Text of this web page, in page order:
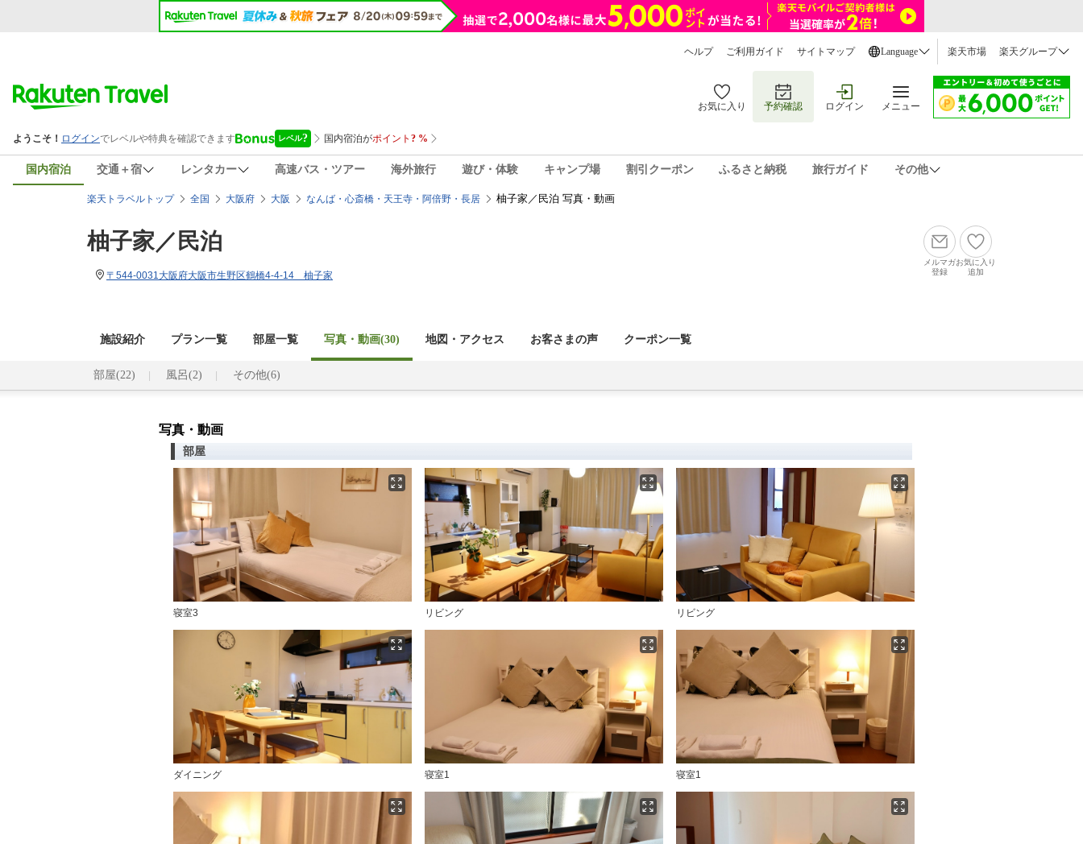
ヘルプ ご利用ガイド サイトマップ Language 楽天市場 楽天グループ
お気に入り 予約確認 ログイン メニュー
国内宿泊 交通＋宿 レンタカー 高速バス・ツアー 海外旅行 遊び・体験 キャンプ場 割引クーポン ふるさと納税 旅行ガイド その他
楽天トラベルトップ 全国 大阪府 大阪 なんば・心斎橋・天王寺・阿倍野・長居 柚子家／民泊 写真・動画
柚子家／民泊
〒544-0031大阪府大阪市生野区鶴橋4-4-14 柚子家
メルマガ
登録
お気に入り
追加
施設紹介 プラン一覧 部屋一覧 写真・動画(30) 地図・アクセス お客さまの声 クーポン一覧
部屋(22) 風呂(2) その他(6)
写真・動画
部屋
寝室3 リビング リビング
ダイニング 寝室1 寝室1